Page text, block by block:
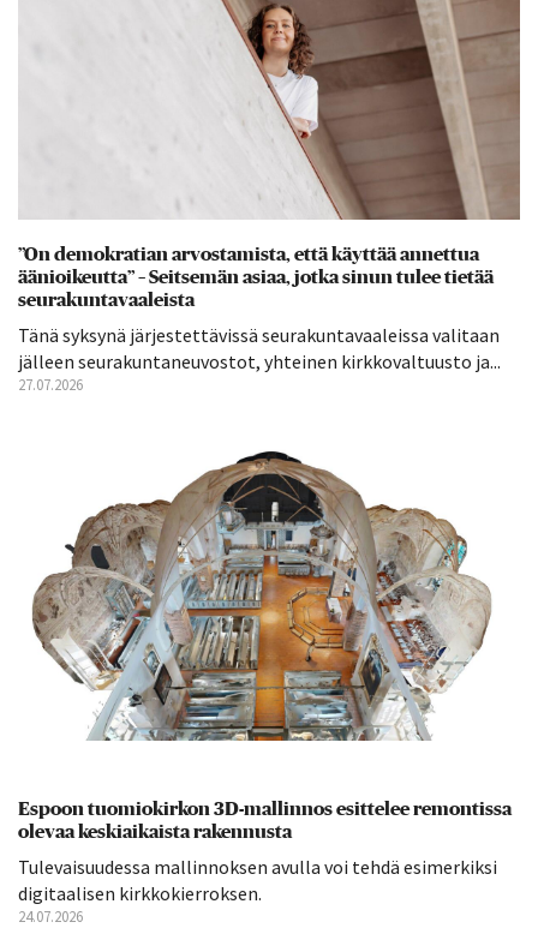
”On demokratian arvostamista, että käyttää annettua
äänioikeutta” – Seitsemän asiaa, jotka sinun tulee tietää
seurakuntavaaleista
Tänä syksynä järjestettävissä seurakuntavaaleissa valitaan
jälleen seurakuntaneuvostot, yhteinen kirkkovaltuusto ja...
27.07.2026
Espoon tuomiokirkon 3D-mallinnos esittelee remontissa
olevaa keskiaikaista rakennusta
Tulevaisuudessa mallinnoksen avulla voi tehdä esimerkiksi
digitaalisen kirkkokierroksen.
24.07.2026